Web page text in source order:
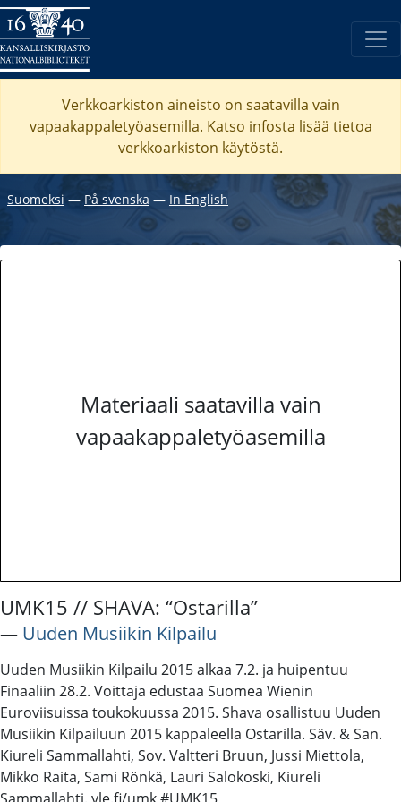
Verkkoarkiston aineisto on saatavilla vain
vapaakappaletyöasemilla. Katso infosta lisää tietoa
verkkoarkiston käytöstä.
Suomeksi ― På svenska ― In English
Materiaali saatavilla vain
vapaakappaletyöasemilla
UMK15 // SHAVA: “Ostarilla”
― Uuden Musiikin Kilpailu
Uuden Musiikin Kilpailu 2015 alkaa 7.2. ja huipentuu
Finaaliin 28.2. Voittaja edustaa Suomea Wienin
Euroviisuissa toukokuussa 2015. Shava osallistuu Uuden
Musiikin Kilpailuun 2015 kappaleella Ostarilla. Säv. & San.
Kiureli Sammallahti, Sov. Valtteri Bruun, Jussi Miettola,
Mikko Raita, Sami Rönkä, Lauri Salokoski, Kiureli